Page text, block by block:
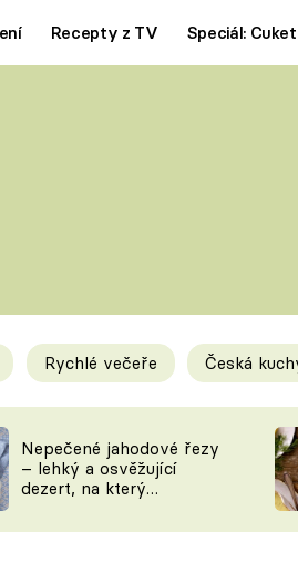
Recepty z TV Speciál:
triky
Rychlé večeře Česká
Nepečené jahodové řezy
– lehký a osvěžující
dezert, na který